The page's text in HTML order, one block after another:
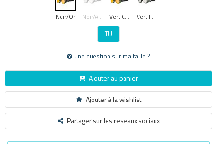
Noir/or Noir/argent Vert Clair Vert Fluo
TU
Une question sur ma taille ?
Ajouter au panier
Ajouter à la wishlist
Partager sur les reseaux sociaux